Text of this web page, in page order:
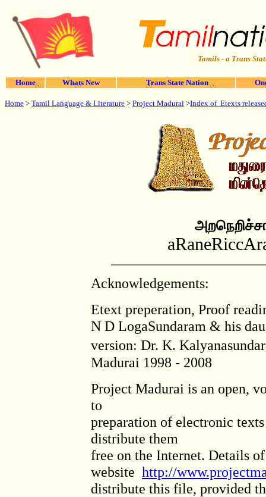
Tamils - a Trans
Home Whats New Trans State Nation
Home > Tamil Language & Literature > Project Madurai >Index of Etexts
Acknowledgements:
Etext preperation, Proof
N D LogaSundaram & his
version: Dr. K.
Madurai 1998 - 2008
Project Madurai is an open,
to
preparation of electronic
distribute them
free on the Internet. Details
website http://
distribute this file, provided